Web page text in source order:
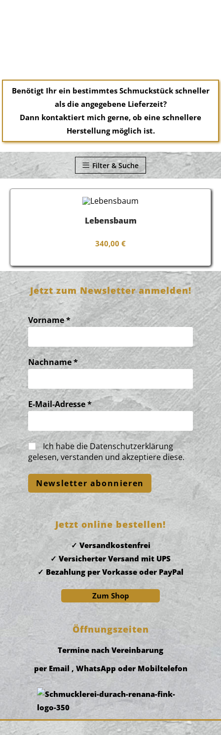
Benötigt Ihr ein bestimmtes Schmuckstück schneller
als die angegebene Lieferzeit?
Dann kontaktiert mich gerne, ob eine schnellere
Herstellung möglich ist.
Filter & Suche
Lebensbaum
340,00 €
Jetzt zum Newsletter anmelden!
Vorname*
Nachname*
E-Mail-Adresse*
Ich habe die Datenschutzerklärung
gelesen, verstanden und akzeptiere diese.
Jetzt online bestellen!
Versandkostenfrei
Versicherter Versand mit UPS
Bezahlung per Vorkasse oder PayPal
Zum Shop
Öffnungszeiten
Termine nach Vereinbarung
per Email , WhatsApp oder Mobiltelefon